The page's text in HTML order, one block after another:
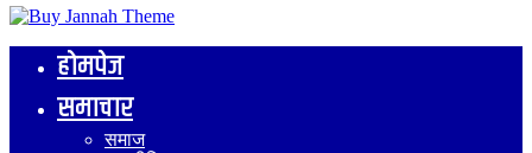
होमपेज
समाचार
समाज